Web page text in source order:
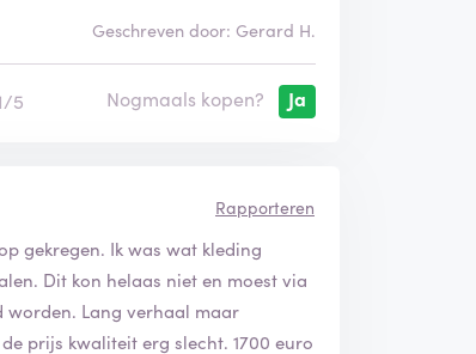
Geschreven door: Gerard H.
5 Nogmaals kopen? Ja
Rapporteren
gekregen. Ik was wat kleding
Dit kon helaas niet en moest via
worden. Lang verhaal maar
prijs kwaliteit erg slecht. 1700 euro